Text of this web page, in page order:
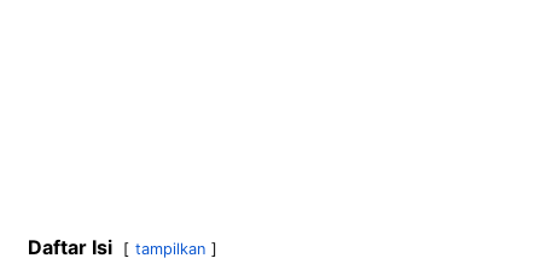
Daftar Isi tampilkan